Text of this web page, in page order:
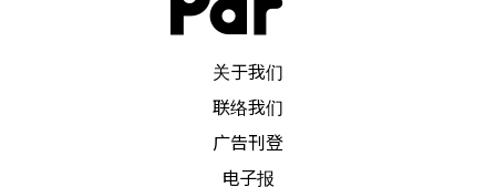
关于我们
联络我们
广告刊登
电子报